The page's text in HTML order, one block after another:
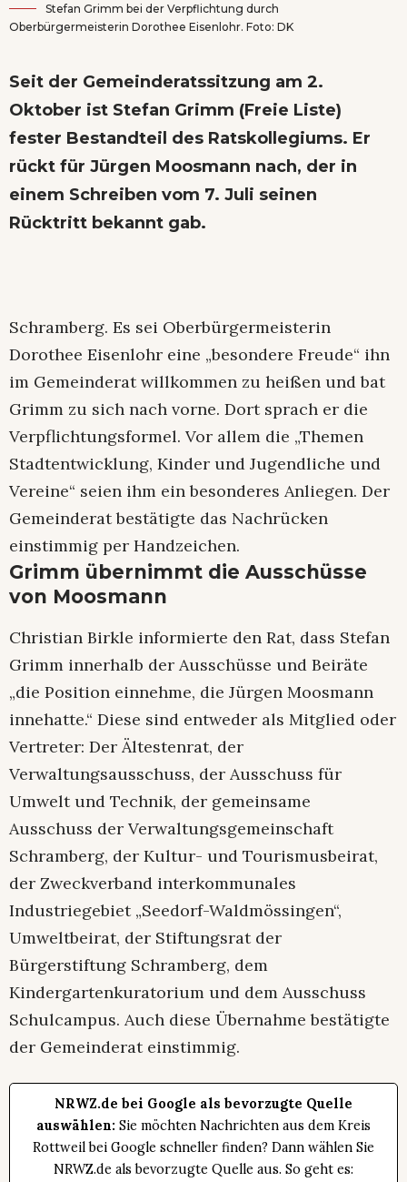
Stefan Grimm bei der Verpflichtung durch
Oberbürgermeisterin Dorothee Eisenlohr. Foto: DK
Seit der Gemeinderatssitzung am 2.
Oktober ist Stefan Grimm (Freie Liste)
fester Bestandteil des Ratskollegiums. Er
rückt für Jürgen Moosmann nach, der in
einem Schreiben vom 7. Juli seinen
Rücktritt bekannt gab.
Schramberg. Es sei Oberbürgermeisterin
Dorothee Eisenlohr eine „besondere Freude“ ihn
im Gemeinderat willkommen zu heißen und bat
Grimm zu sich nach vorne. Dort sprach er die
Verpflichtungsformel. Vor allem die „Themen
Stadtentwicklung, Kinder und Jugendliche und
Vereine“ seien ihm ein besonderes Anliegen. Der
Gemeinderat bestätigte das Nachrücken
einstimmig per Handzeichen.
Grimm übernimmt die Ausschüsse
von Moosmann
Christian Birkle informierte den Rat, dass Stefan
Grimm innerhalb der Ausschüsse und Beiräte
„die Position einnehme, die Jürgen Moosmann
innehatte.“ Diese sind entweder als Mitglied oder
Vertreter: Der Ältestenrat, der
Verwaltungsausschuss, der Ausschuss für
Umwelt und Technik, der gemeinsame
Ausschuss der Verwaltungsgemeinschaft
Schramberg, der Kultur- und Tourismusbeirat,
der Zweckverband interkommunales
Industriegebiet „Seedorf-Waldmössingen“,
Umweltbeirat, der Stiftungsrat der
Bürgerstiftung Schramberg, dem
Kindergartenkuratorium und dem Ausschuss
Schulcampus. Auch diese Übernahme bestätigte
der Gemeinderat einstimmig.
NRWZ.de bei Google als bevorzugte Quelle
auswählen: Sie möchten Nachrichten aus dem Kreis
Rottweil bei Google schneller finden? Dann wählen Sie
NRWZ.de als bevorzugte Quelle aus. So geht es: